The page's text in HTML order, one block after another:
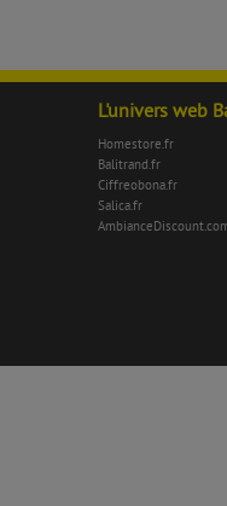
L'univers web
Homestore.fr
Balitrand.fr
Ciffreobona.fr
Salica.fr